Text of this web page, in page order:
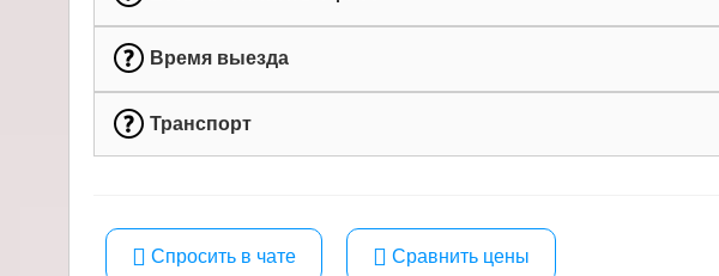
Время выезда
Транспорт
Спросить в чате Сравнить цены